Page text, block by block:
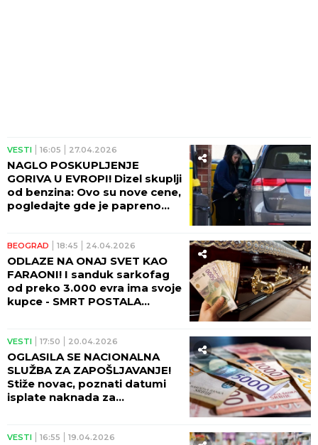
VESTI 16:05 27.04.2026
NAGLO POSKUPLJENJE
GORIVA U EVROPI! Dizel skuplji
od benzina: Ovo su nove cene,
pogledajte gde je papreno
BEOGRAD 18:45 24.04.2026
ODLAZE NA ONAJ SVET KAO
FARAONI! I sanduk sarkofag
od preko 3.000 evra ima svoje
kupce - SMRT POSTALA
VESTI 17:50 20.04.2026
OGLASILA SE NACIONALNA
SLUŽBA ZA ZAPOŠLJAVANJE!
Stiže novac, poznati datumi
isplate naknada za
VESTI 16:55 19.04.2026